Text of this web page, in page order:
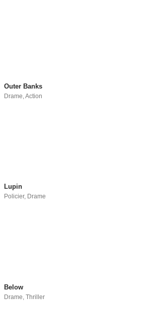
Outer Banks
Drame,Action
Lupin
Policier, Drame
Below
Drame ,Thriller